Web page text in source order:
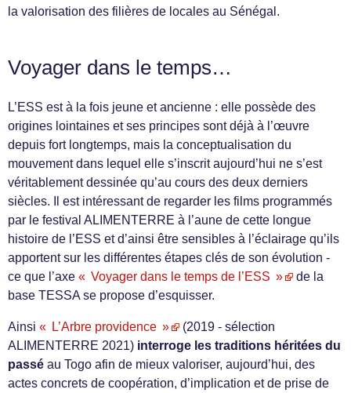
la valorisation des filières de locales au Sénégal.
Voyager dans le temps…
L’ESS est à la fois jeune et ancienne : elle possède des
origines lointaines et ses principes sont déjà à l’œuvre
depuis fort longtemps, mais la conceptualisation du
mouvement dans lequel elle s’inscrit aujourd’hui ne s’est
véritablement dessinée qu’au cours des deux derniers
siècles. Il est intéressant de regarder les films programmés
par le festival ALIMENTERRE à l’aune de cette longue
histoire de l’ESS et d’ainsi être sensibles à l’éclairage qu’ils
apportent sur les différentes étapes clés de son évolution -
ce que l’axe « Voyager dans le temps de l’ESS »
de la
base TESSA se propose d’esquisser.
Ainsi « L’Arbre providence »
(2019 - sélection
ALIMENTERRE 2021) interroge les traditions héritées du
passé au Togo afin de mieux valoriser, aujourd’hui, des
actes concrets de coopération, d’implication et de prise de